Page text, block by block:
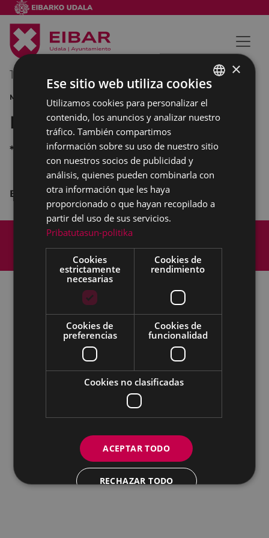
18/11/2012
MÚSICA
Pasacalle de Santa Cecilia
*
Banda de Txistularis "Usartza"
Mapa del Sitio
Accesibilidad
Todas las redes sociales del Ayuntamiento
Eibarko Udala - Untzaga plaza, 1 | 20600 Eibar
Tfnoa.: 943 70 84 00 / 010 | Faxa: 943 70 84 16 |
IFZ: P2003100A | DIR3 L01200300
BASQUE
SPANISH
×
Ese sitio web utiliza cookies
Utilizamos cookies para personalizar el
contenido, los anuncios y analizar nuestro
tráfico. También compartimos
información sobre su uso de nuestro sitio
con nuestros socios de publicidad y
análisis, quienes pueden combinarla con
otra información que les haya
proporcionado o que hayan recopilado a
partir del uso de sus servicios.
Pribatutasun-politika
Cookies
estrictamente
necesarias
Cookies de
rendimiento
Cookies de
preferencias
Cookies de
funcionalidad
Cookies no clasificadas
ACEPTAR TODO
RECHAZAR TODO